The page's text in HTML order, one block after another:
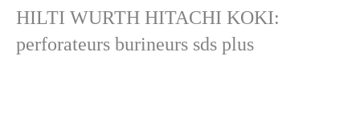
HILTI WURTH HITACHI KOKI:
perforateurs burineurs sds plus